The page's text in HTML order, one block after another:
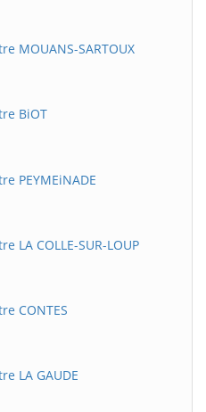
MOUANS-SARTOUX
BiOT
PEYMEiNADE
LA COLLE-SUR-LOUP
CONTES
LA GAUDE